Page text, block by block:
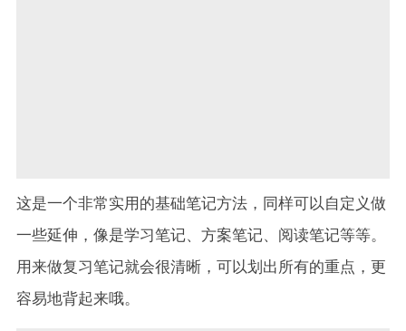
这是一个非常实用的基础笔记方法，同样可以自定义做
一些延伸，像是学习笔记、方案笔记、阅读笔记等等。
用来做复习笔记就会很清晰，可以划出所有的重点，更
容易地背起来哦。